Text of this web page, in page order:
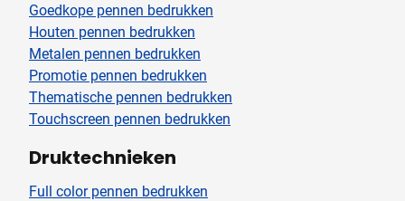
Goedkope pennen bedrukken
Houten pennen bedrukken
Metalen pennen bedrukken
Promotie pennen bedrukken
Thematische pennen bedrukken
Touchscreen pennen bedrukken
Druktechnieken
Full color pennen bedrukken